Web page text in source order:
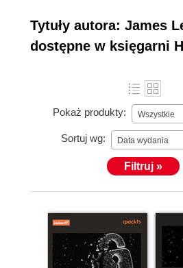
Tytuły autora: James
dostępne w księgarni
Pokaż produkty: Wszystkie
Sortuj wg: Data wydania
Filtruj »